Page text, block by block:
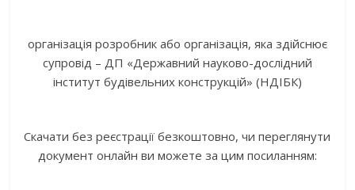
організація розробник або організація, яка здійснює
супровід – ДП «Державний науково-дослідний
інститут будівельних конструкцій» (НДІБК)
Скачати без реєстрації безкоштовно, чи переглянути
документ онлайн ви можете за цим посиланням: